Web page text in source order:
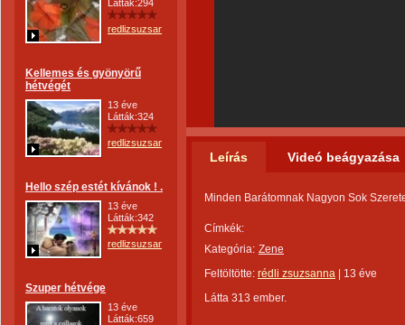
Látták:294
redlizsuzsanna
Kellemes és gyönyörű
hétvégét
13 éve
Látták:324
redlizsuzsanna
Hello szép estét kívánok ! .
13 éve
Látták:342
redlizsuzsanna
Szuper hétvége
13 éve
Látták:659
Leírás Videó beágyazása
Minden Barátomnak Nagyon Sok
Címkék:
Kategória: Zene
Feltöltötte: rédli zsuzsanna
13 éve
Látta 313 ember.